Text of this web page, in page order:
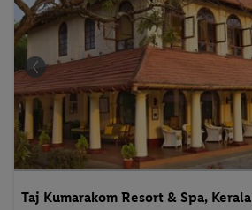
Taj Kumarakom Resort & Spa, Kerala